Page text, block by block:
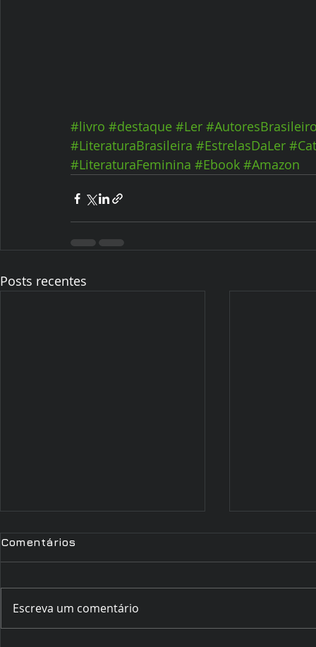
#livro #destaque #Ler
#LiteraturaBrasileira #EstrelasDaLer
#LiteraturaFeminina #Ebook #Amazon
Posts recentes
Comentários
Escreva um comentário